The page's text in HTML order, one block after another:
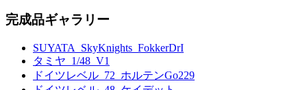
ゲ
完成品ギャラリー
SUYATA_SkyKnights_FokkerDrI
タミヤ_1/48_V1
ドイツレベル_72_ホルテンGo229